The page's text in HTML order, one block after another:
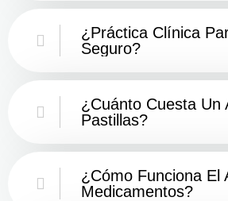
¿Práctica Clínica
Seguro?
¿Cuánto Cuesta Un
Pastillas?
¿Cómo Funciona El
Medicamentos?